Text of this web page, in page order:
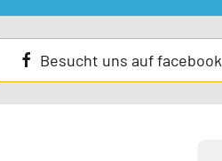
Besucht uns auf facebook